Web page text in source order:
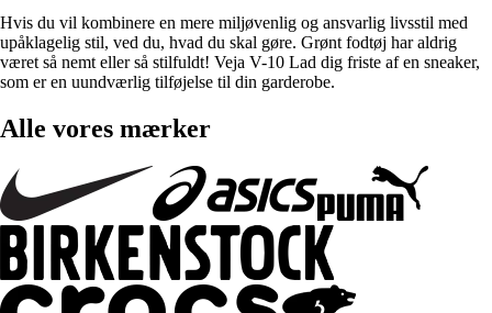
Hvis du vil kombinere en mere miljøvenlig og ansvarlig livsstil med
upåklagelig stil, ved du, hvad du skal gøre. Grønt fodtøj har aldrig
været så nemt eller så stilfuldt! Veja V-10 Lad dig friste af en sneaker,
som er en uundværlig tilføjelse til din garderobe.
Alle vores mærker